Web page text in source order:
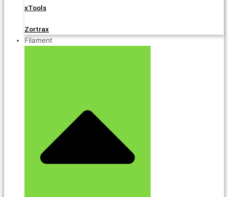
xTools
Zortrax
Filament